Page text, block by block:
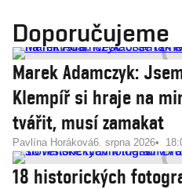
Doporučujeme
Marek Adamczyk:
Klempíř si hraje na
tvářit, musí zamakat
Pavlína Horáková6. srpna 2026
18 historických